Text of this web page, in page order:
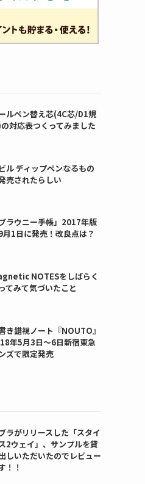
ルペン替え芯(4C芯/D1規
対応表つくってみました
ル ディップペンなるもの
売されたらしい
ブラウニー手帳」2017年版
月1日に発売！改良点は？
NOTESをしばらく
てみて気づいたこと
き錯視ノート『NOUTO』
年5月3日〜6日新宿東急
ズで限定発売
ラがリリースした「スタイ
2ウェイ」、サンプルを貸
しいただいたのでレビュー
！！